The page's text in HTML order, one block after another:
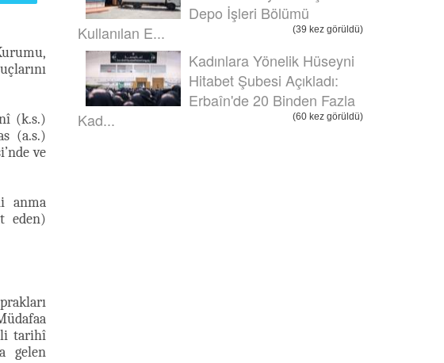
(k.s.)
(a.s.)
ve
anma
eden)
tarihî
gelen
Depo İşleri Bölümü
Kullanılan E...
(39 kez görüldü)
Kadınlara Yönelik Hüseyni
Hitabet Şubesi Açıkladı:
Erbaîn'de 20 Binden Fazla
Kad...
(60 kez görüldü)